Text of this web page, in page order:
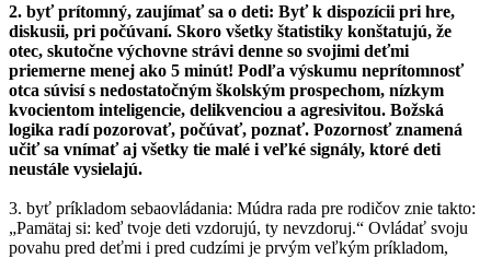
2. byť prítomný, zaujímať sa o deti: Byť k dispozícii pri hre,
diskusii, pri počúvaní. Skoro všetky štatistiky konštatujú, že
otec, skutočne výchovne strávi denne so svojimi deťmi
priemerne menej ako 5 minút! Podľa výskumu neprítomnosť
otca súvisí s nedostatočným školským prospechom, nízkym
kvocientom inteligencie, delikvenciou a agresivitou. Božská
logika radí pozorovať, počúvať, poznať. Pozornosť znamená
učiť sa vnímať aj všetky tie malé i veľké signály, ktoré deti
neustále vysielajú.
3. byť príkladom sebaovládania: Múdra rada pre rodičov znie takto:
„Pamätaj si: keď tvoje deti vzdorujú, ty nevzdoruj.“ Ovládať svoju
povahu pred deťmi i pred cudzími je prvým veľkým príkladom,